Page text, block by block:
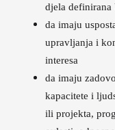
djela definirana
da imaju
upravljanja i
interesa
da imaju
kapacitete i
ili projekta,